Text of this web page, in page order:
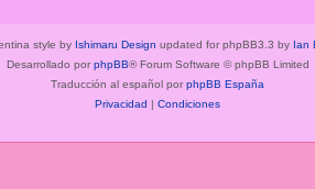
style by Ishimaru Design updated for phpBB3.3 by Ian
Desarrollado por phpBB® Forum Software © phpBB Limited
Traducción al español por phpBB España
Privacidad | Condiciones